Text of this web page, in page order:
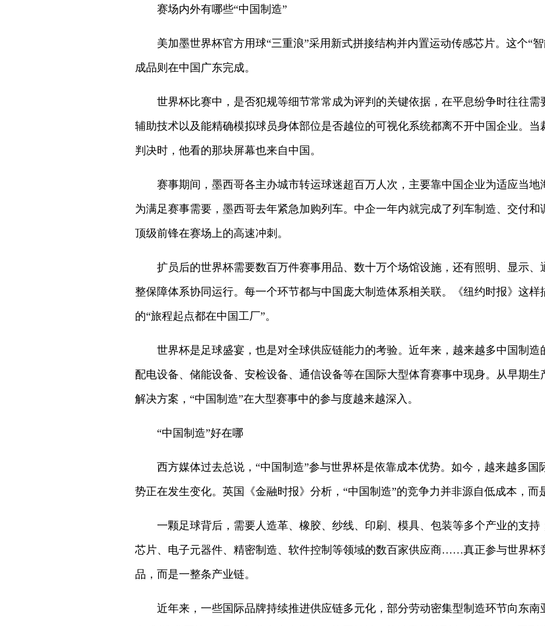
赛场内外有哪些“中国制造”
美加墨世界杯官方用球“三重浪”采用新式拼接结构并内置运动传感芯片。这个“
成品则在中国广东完成。
世界杯比赛中，是否犯规等细节常常成为评判的关键依据，在平息纷争时往往
辅助技术以及能精确模拟球员身体部位是否越位的可视化系统都离不开中国企业。
判决时，他看的那块屏幕也来自中国。
赛事期间，墨西哥各主办城市转运球迷超百万人次，主要靠中国企业为适应当地
为满足赛事需要，墨西哥去年紧急加购列车。中企一年内就完成了列车制造、交付和
顶级前锋在赛场上的高速冲刺。
扩员后的世界杯需要数百万件赛事用品、数十万个场馆设施，还有照明、显示
整保障体系协同运行。每一个环节都与中国庞大制造体系相关联。《纽约时报》这样
的“旅程起点都在中国工厂”。
世界杯是足球盛宴，也是对全球供应链能力的考验。近年来，越来越多中国制
配电设备、储能设备、安检设备、通信设备等在国际大型体育赛事中现身。从早期
解决方案，“中国制造”在大型赛事中的参与度越来越深入。
“中国制造”好在哪
西方媒体过去总说，“中国制造”参与世界杯是依靠成本优势。如今，越来越多国
势正在发生变化。英国《金融时报》分析，“中国制造”的竞争力并非源自低成本，而
一颗足球背后，需要人造革、橡胶、纱线、印刷、模具、包装等多个产业的支持
芯片、电子元器件、精密制造、软件控制等领域的数百家供应商……真正参与世界杯
品，而是一整条产业链。
近年来，一些国际品牌持续推进供应链多元化，部分劳动密集型制造环节向东南